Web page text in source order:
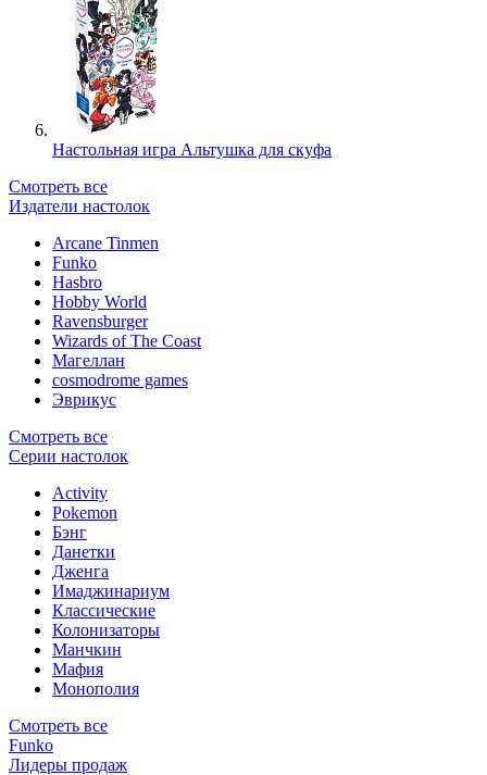
Настольная игра Альтушка для скуфа
Смотреть все
Издатели настолок
Arcane Tinmen
Funko
Hasbro
Hobby World
Ravensburger
Wizards of The Coast
Магеллан
сosmodrome games
Эврикус
Смотреть все
Серии настолок
Activity
Pokemon
Бэнг
Данетки
Дженга
Имаджинариум
Классические
Колонизаторы
Манчкин
Мафия
Монополия
Смотреть все
Funko
Лидеры продаж